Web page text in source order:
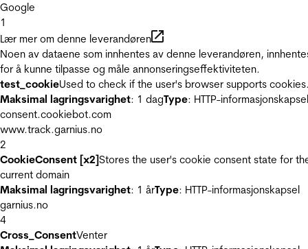
Google
1
Lær mer om denne leverandøren
Noen av dataene som innhentes av denne leverandøren,
for å kunne tilpasse og måle annonseringseffektiviteten.
test_cookieUsed to check if the user's browser supports
Maksimal lagringsvarighet: 1 dagType: HTTP-informasjonskapsel
consent.cookiebot.com
www.track.garnius.no
2
CookieConsent [x2]Stores the user's cookie consent state for
current domain
Maksimal lagringsvarighet: 1 årType: HTTP-informasjonskapsel
garnius.no
4
Cross_ConsentVenter